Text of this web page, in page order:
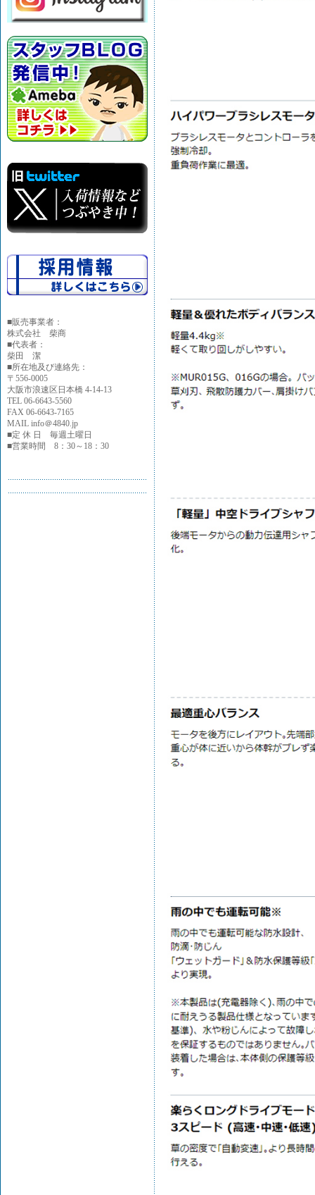
■販売事業者：
株式会社 柴商
■代表者：
柴田 潔
■所在地及び連絡先：
〒556-0005
大阪市浪速区日本橋 4-14-13
TEL 06-6643-5560
FAX 06-6643-7165
MAIL info＠4840.jp
■定 休 日 毎週土曜日
■営業時間 8：30～18：30